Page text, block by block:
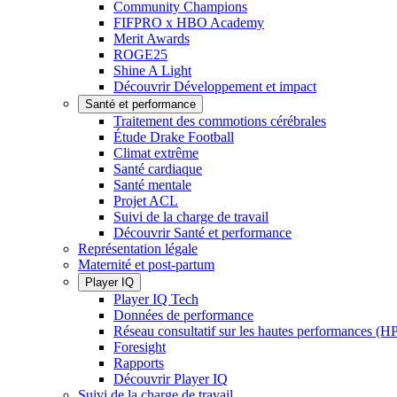
Community Champions
FIFPRO x HBO Academy
Merit Awards
ROGE25
Shine A Light
Découvrir Développement et impact
Santé et performance
Traitement des commotions cérébrales
Étude Drake Football
Climat extrême
Santé cardiaque
Santé mentale
Projet ACL
Suivi de la charge de travail
Découvrir Santé et performance
Représentation légale
Maternité et post-partum
Player IQ
Player IQ Tech
Données de performance
Réseau consultatif sur les hautes performances
Foresight
Rapports
Découvrir Player IQ